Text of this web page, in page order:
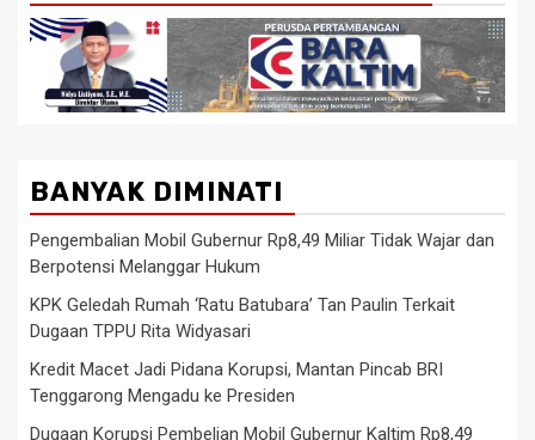
BANYAK DIMINATI
Pengembalian Mobil Gubernur Rp8,49 Miliar Tidak Wajar dan
Berpotensi Melanggar Hukum
KPK Geledah Rumah ‘Ratu Batubara’ Tan Paulin Terkait
Dugaan TPPU Rita Widyasari
Kredit Macet Jadi Pidana Korupsi, Mantan Pincab BRI
Tenggarong Mengadu ke Presiden
Dugaan Korupsi Pembelian Mobil Gubernur Kaltim Rp8,49